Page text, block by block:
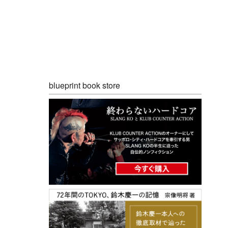
blueprint book store